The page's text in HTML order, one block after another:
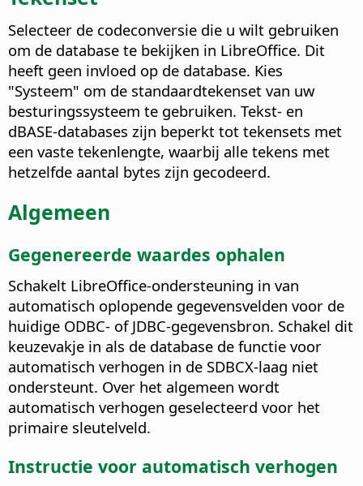
Selecteer de codeconversie die u wilt gebruiken
om de database te bekijken in LibreOffice. Dit
heeft geen invloed op de database. Kies
"Systeem" om de standaardtekenset van uw
besturingssysteem te gebruiken. Tekst- en
dBASE-databases zijn beperkt tot tekensets met
een vaste tekenlengte, waarbij alle tekens met
hetzelfde aantal bytes zijn gecodeerd.
Algemeen
Gegenereerde waardes ophalen
Schakelt LibreOffice-ondersteuning in van
automatisch oplopende gegevensvelden voor de
huidige ODBC- of JDBC-gegevensbron. Schakel dit
keuzevakje in als de database de functie voor
automatisch verhogen in de SDBCX-laag niet
ondersteunt. Over het algemeen wordt
automatisch verhogen geselecteerd voor het
primaire sleutelveld.
Instructie voor automatisch verhogen